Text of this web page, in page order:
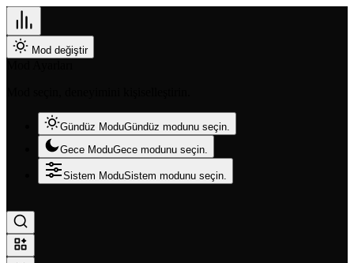
Mod değiştir
Gündüz ModuGündüz modunu seçin.
Gece ModuGece modunu seçin.
Sistem ModuSistem modunu seçin.